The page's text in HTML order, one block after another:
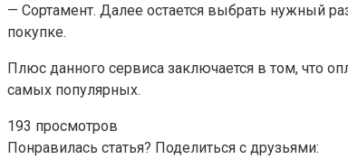
— Сортамент. Далее остается выбрать нужный
покупке.
Плюс данного сервиса заключается в том, что
самых популярных.
193 просмотров
Понравилась статья? Поделиться с друзьями: